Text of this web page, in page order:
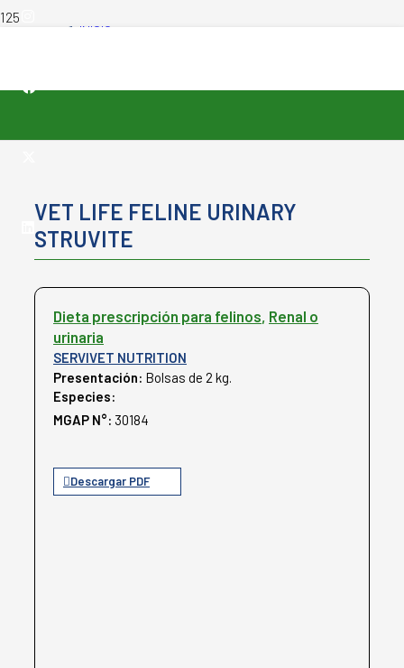
INICIO
VET LIFE FELINE URINARY
STRUVITE
Dieta prescripción para felinos Renal o
urinaria
SERVIVET NUTRITION
Presentación: Bolsas de 2 kg.
Especies:
MGAP N°: 30184
Descargar PDF